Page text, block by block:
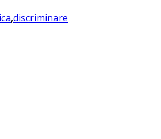
,discriminare